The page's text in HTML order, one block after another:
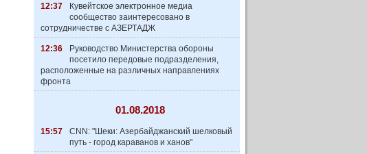
12:37
Кувейтское электронное медиа
сообщество заинтеpесовано в
сотрудничестве с АЗЕРТАДЖ
12:36
Руководство Министерства обороны
посетило передовые подразделения,
расположенные на различных направлениях
фронта
01.08.2018
15:57
CNN: "Шеки: Азербайджанский шелковый
путь - город караванов и ханов"